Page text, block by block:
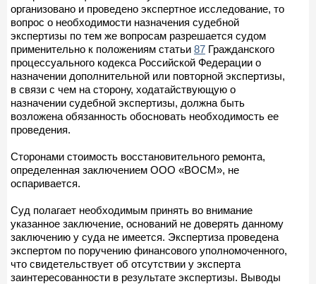
организовано и проведено экспертное исследование, то
вопрос о необходимости назначения судебной
экспертизы по тем же вопросам разрешается судом
применительно к положениям статьи 87 Гражданского
процессуального кодекса Российской Федерации о
назначении дополнительной или повторной экспертизы,
в связи с чем на сторону, ходатайствующую о
назначении судебной экспертизы, должна быть
возложена обязанность обосновать необходимость ее
проведения.
Сторонами стоимость восстановительного ремонта,
определенная заключением ООО «ВОСМ», не
оспаривается.
Суд полагает необходимым принять во внимание
указанное заключение, оснований не доверять данному
заключению у суда не имеется. Экспертиза проведена
экспертом по поручению финансового уполномоченного,
что свидетельствует об отсутствии у эксперта
заинтересованности в результате экспертизы. Выводы